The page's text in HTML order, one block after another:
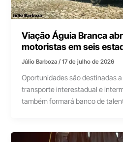
Viação Águia Branca
motoristas em seis
Júlio Barboza/17 de julho de 2026
Oportunidades são destinadas
transporte interestadual e
também formará banco de